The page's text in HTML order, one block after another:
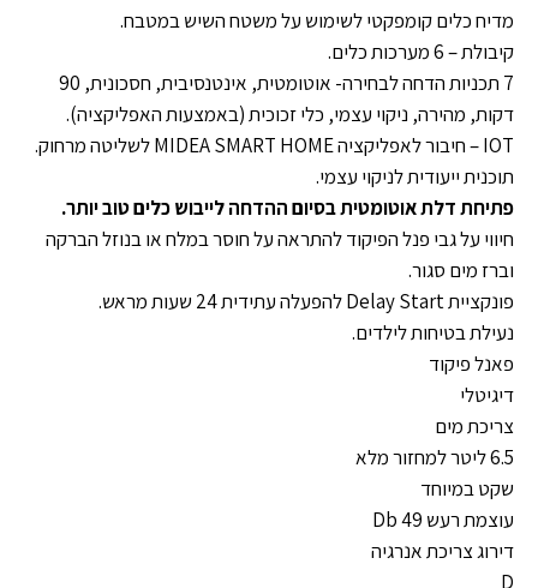
מדיח כלים קומפקטי לשימוש על משטח השיש במטבח.
קיבולת – 6 מערכות כלים.
7 תכניות הדחה לבחירה- אוטומטית, אינטנסיבית, חסכונית, 90
דקות, מהירה, ניקוי עצמי, כלי זכוכית (באמצעות האפליקציה).
IOT – חיבור לאפליקציה MIDEA SMART HOME לשליטה מרחוק.
תוכנית ייעודית לניקוי עצמי.
פתיחת דלת אוטומטית בסיום ההדחה לייבוש כלים טוב יותר.
חיווי על גבי פנל הפיקוד להתראה על חוסר במלח או בנוזל הברקה
וברז מים סגור.
פונקציית Delay Start להפעלה עתידית 24 שעות מראש.
נעילת בטיחות לילדים.
פאנל פיקוד
דיגיטלי
צריכת מים
6.5 ליטר למחזור מלא
שקט במיוחד
עוצמת רעש Db 49
דירוג צריכת אנרגיה
D